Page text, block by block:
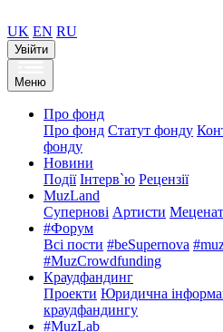
UK EN RU
Увійти
Меню
Про фонд
Про фонд Статут фонду
фонду
Новини
Події Інтерв`ю Рецензії
MuzLand
Супернові Артисти
#Форум
Всі пости #beSupernova
#MuzCrowdfunding
Краудфандинг
Проекти Юридична
краудфандингу
#MuzLab